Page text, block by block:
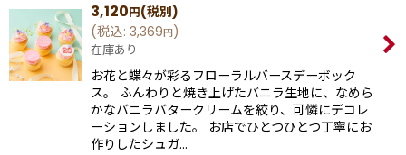
3,120円(税別)
(税込: 3,369円)
在庫あり
お花と蝶々が彩るフローラルバースデーボック
ス。 ふんわりと焼き上げたバニラ生地に、なめら
かなバニラバタークリームを絞り、可憐にデコレ
ーションしました。 お店でひとつひとつ丁寧にお
作りしたシュガ…